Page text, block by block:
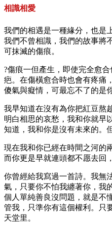
相識相愛
我們的相遇是一種緣分，也是
我們不曾相識，我們的故事將
可抹滅的傷痕。
?傷痕一但產生，即使完全愈
疤。在傷橫愈合時也會有疼痛
傻氣與癡情，可最忘不了的是
我早知道在沒有為你把紅豆熬
明白相思的哀愁，我和你就早
知道，我和你是沒有未來的。
現在我和你已經在時間之河的
而你更是早就連頭都不愿去回
你曾經給我寫過一首詩。我無
氣，只要你不怕我纏著你，我
個人單純善良沒問題，就是不
管我，只準你有這個權利。只
天堂里。